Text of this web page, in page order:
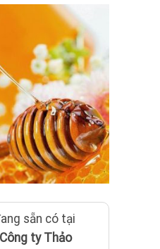
sẵn có tại
ty Thảo